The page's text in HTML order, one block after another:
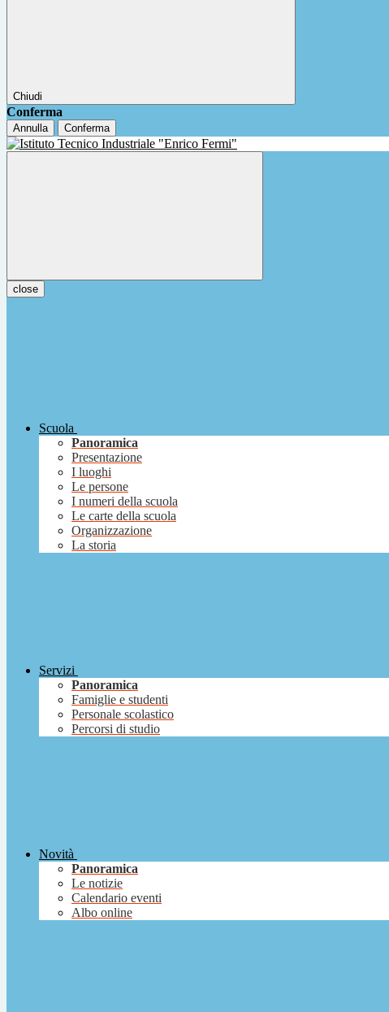
Chiudi
Conferma
Annulla Conferma
close
Scuola
Panoramica
Presentazione
I luoghi
Le persone
I numeri della scuola
Le carte della scuola
Organizzazione
La storia
Servizi
Panoramica
Famiglie e studenti
Personale scolastico
Percorsi di studio
Novità
Panoramica
Le notizie
Calendario eventi
Albo online